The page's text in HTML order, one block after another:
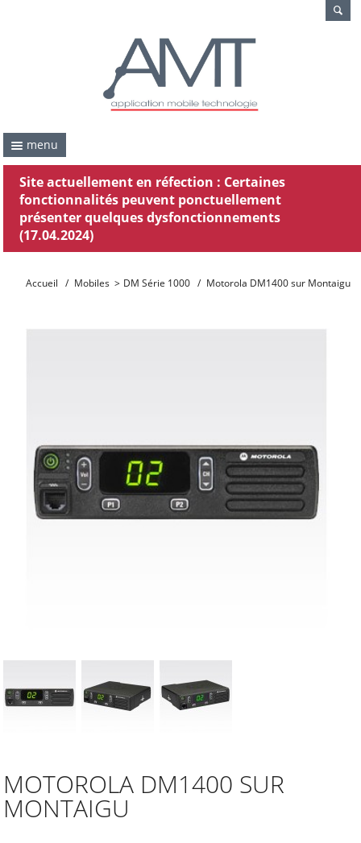
menu
Site actuellement en réfection : Certaines
fonctionnalités peuvent ponctuellement
présenter quelques dysfonctionnements
(17.04.2024)
Accueil / Mobiles > DM Série 1000 / Motorola DM1400 sur Montaigu
MOTOROLA DM1400 SUR
MONTAIGU